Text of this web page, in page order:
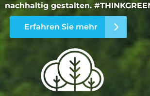
nachhaltig gestalten.
Erfahren Sie mehr